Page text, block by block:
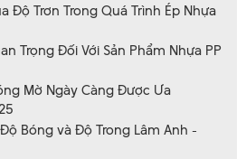
Độ Trơn Trong Quá Trình Ép Nhựa
Trọng Đối Với Sản Phẩm Nhựa PP
Mờ Ngày Càng Được Ưa
Bóng và Độ Trong Lâm Anh -